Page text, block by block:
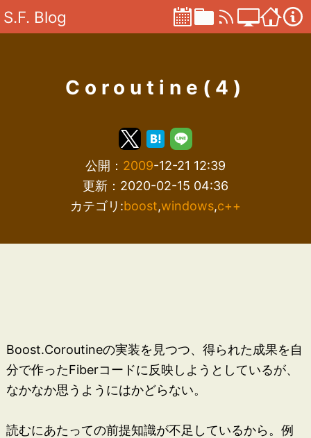
S.F. Blog
Coroutine(4)
公開： 2009-12-21 12:39
更新：2020-02-15 04:36
カテゴリ:boost,windows,c++
Boost.Coroutineの実装を見つつ、得られた成果を自
分で作ったFiberコードに反映しようとしているが、
なかなか思うようにはかどらない。
読むにあたっての前提知識が不足しているから。例